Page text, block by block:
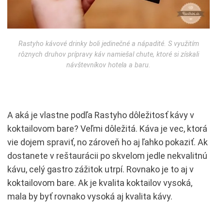
Rastyho kávové drinky boli jedinečné a nápadité. S využitím
rôznych druhov prípravy káv namiešal chute, ktoré si získali
návštevníkov hotela a baru.
A aká je vlastne podľa Rastyho dôležitosť kávy v
koktailovom bare? Veľmi dôležitá. Káva je vec, ktorá
vie dojem spraviť, no zároveň ho aj ľahko pokaziť. Ak
dostanete v reštaurácii po skvelom jedle nekvalitnú
kávu, celý gastro zážitok utrpí. Rovnako je to aj v
koktailovom bare. Ak je kvalita koktailov vysoká,
mala by byť rovnako vysoká aj kvalita kávy.